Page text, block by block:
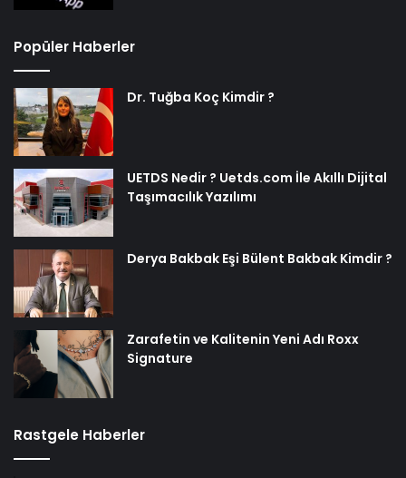
Popüler Haberler
Dr. Tuğba Koç Kimdir ?
UETDS Nedir ? Uetds.com İle Akıllı Dijital
Taşımacılık Yazılımı
Derya Bakbak Eşi Bülent Bakbak Kimdir ?
Zarafetin ve Kalitenin Yeni Adı Roxx
Signature
Rastgele Haberler